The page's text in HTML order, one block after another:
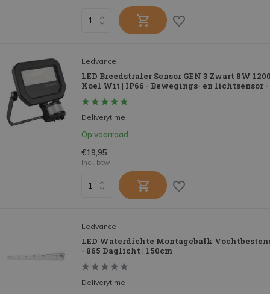
Ledvance
LED Breedstraler Sensor GEN 3 Zwart 8W
Koel Wit | IP66 - Bewegings- en lichtsensor
Deliverytime
Op voorraad
€19,95
Incl. btw
Ledvance
LED Waterdichte Montagebalk
- 865 Daglicht | 150cm
Deliverytime